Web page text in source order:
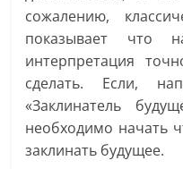
сожалению,
показывает что
интерпретация
сделать. Если,
«Заклинатель
необходимо начать
заклинать будущее.